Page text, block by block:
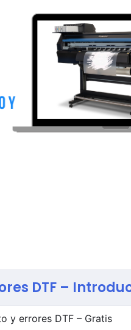
DTF –
y errores DTF – Gratis